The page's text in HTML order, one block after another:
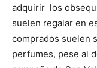
adquirir los
suelen regalar en
comprados suelen
perfumes, pese al